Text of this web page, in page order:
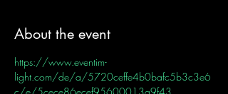
About the event
https://www.eventim-
light.com/de/a/5720ceffe4b0bafc5b3c3e6